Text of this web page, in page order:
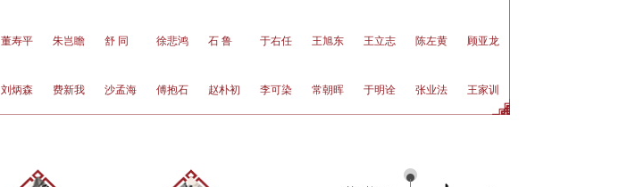
朱岂瞻
费新我
舒 同
沙孟海
徐悲鸿
傅抱石
石 鲁
赵朴初
于右任
李可染
王旭东
常朝晖
王立志
于明诠
陈左黄
张业法
顾亚龙
王家训
孙墨龙
尹延新